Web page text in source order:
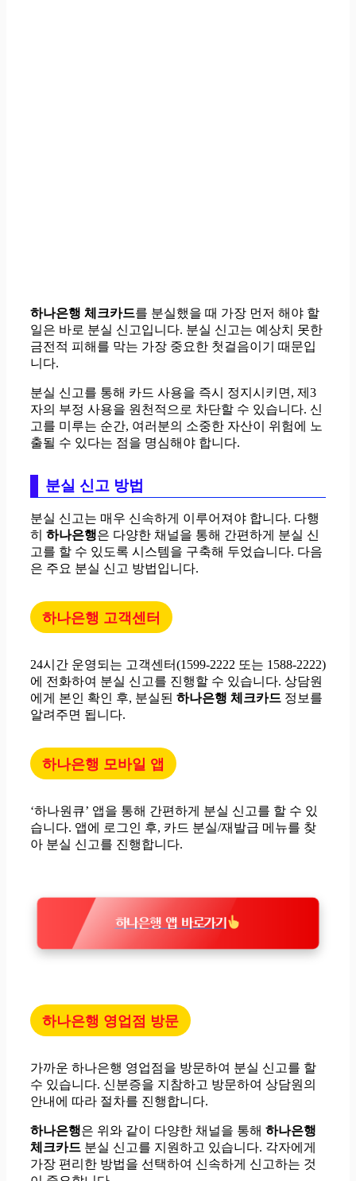
하나은행 체크카드를 분실했을 때 가장 먼저 해야 할
일은 바로 분실 신고입니다. 분실 신고는 예상치 못한
금전적 피해를 막는 가장 중요한 첫걸음이기 때문입
니다.
분실 신고를 통해 카드 사용을 즉시 정지시키면, 제3
자의 부정 사용을 원천적으로 차단할 수 있습니다. 신
고를 미루는 순간, 여러분의 소중한 자산이 위험에 노
출될 수 있다는 점을 명심해야 합니다.
분실 신고 방법
분실 신고는 매우 신속하게 이루어져야 합니다. 다행
히 하나은행은 다양한 채널을 통해 간편하게 분실 신
고를 할 수 있도록 시스템을 구축해 두었습니다. 다음
은 주요 분실 신고 방법입니다.
하나은행 고객센터
24시간 운영되는 고객센터(1599-2222 또는 1588-2222)
에 전화하여 분실 신고를 진행할 수 있습니다. 상담원
에게 본인 확인 후, 분실된 하나은행 체크카드 정보를
알려주면 됩니다.
하나은행 모바일 앱
‘하나원큐’ 앱을 통해 간편하게 분실 신고를 할 수 있
습니다. 앱에 로그인 후, 카드 분실/재발급 메뉴를 찾
아 분실 신고를 진행합니다.
하나은행 앱 바로가기
하나은행 영업점 방문
가까운 하나은행 영업점을 방문하여 분실 신고를 할
수 있습니다. 신분증을 지참하고 방문하여 상담원의
안내에 따라 절차를 진행합니다.
하나은행은 위와 같이 다양한 채널을 통해 하나은행
체크카드 분실 신고를 지원하고 있습니다. 각자에게
가장 편리한 방법을 선택하여 신속하게 신고하는 것